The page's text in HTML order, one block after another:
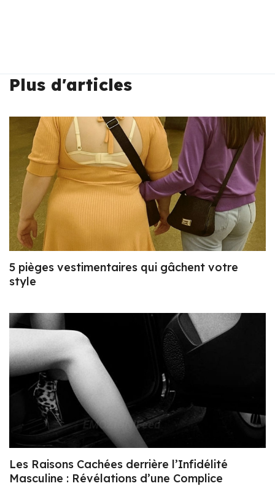
Plus d'articles
5 pièges vestimentaires qui gâchent votre
style
Les Raisons Cachées derrière l’Infidélité
Masculine : Révélations d’une Complice